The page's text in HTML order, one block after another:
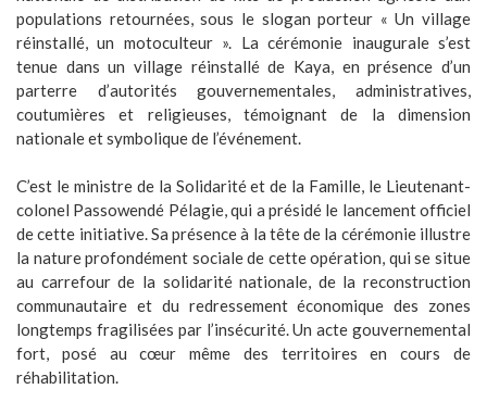
populations retournées, sous le slogan porteur « Un village
réinstallé, un motoculteur ». La cérémonie inaugurale s’est
tenue dans un village réinstallé de Kaya, en présence d’un
parterre d’autorités gouvernementales, administratives,
coutumières et religieuses, témoignant de la dimension
nationale et symbolique de l’événement.
C’est le ministre de la Solidarité et de la Famille, le Lieutenant-
colonel Passowendé Pélagie, qui a présidé le lancement officiel
de cette initiative. Sa présence à la tête de la cérémonie illustre
la nature profondément sociale de cette opération, qui se situe
au carrefour de la solidarité nationale, de la reconstruction
communautaire et du redressement économique des zones
longtemps fragilisées par l’insécurité. Un acte gouvernemental
fort, posé au cœur même des territoires en cours de
réhabilitation.